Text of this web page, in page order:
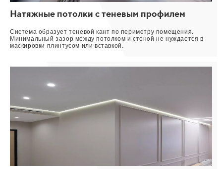
Натяжные потолки с теневым профилем
Система образует теневой кант по периметру помещения.
Минимальный зазор между потолком и стеной не нуждается в
маскировки плинтусом или вставкой.